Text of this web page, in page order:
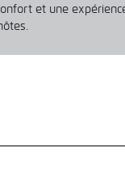
et une